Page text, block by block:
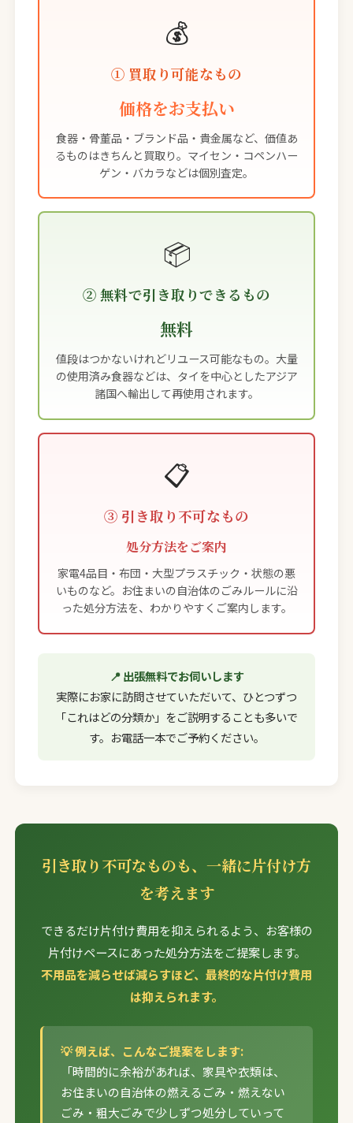
💰
① 買取り可能なもの
価格をお支払い
食器・骨董品・ブランド品・貴金属など、価値あ
るものはきちんと買取り。マイセン・コペンハー
ゲン・バカラなどは個別査定。
📦
② 無料で引き取りできるもの
無料
値段はつかないけれどリユース可能なもの。大量
の使用済み食器などは、タイを中心としたアジア
諸国へ輸出して再使用されます。
📋
③ 引き取り不可なもの
処分方法をご案内
家電4品目・布団・大型プラスチック・状態の悪
いものなど。お住まいの自治体のごみルールに沿
った処分方法を、わかりやすくご案内します。
📍 出張無料でお伺いします
実際にお家に訪問させていただいて、ひとつずつ
「これはどの分類か」をご説明することも多いで
す。お電話一本でご予約ください。
引き取り不可なものも、一緒に片付け方
を考えます
できるだけ片付け費用を抑えられるよう、お客様の
片付けペースにあった処分方法をご提案します。
不用品を減らせば減らすほど、最終的な片付け費用
は抑えられます。
💡 例えば、こんなご提案をします:
「時間的に余裕があれば、家具や衣類は、
お住まいの自治体の燃えるごみ・燃えない
ごみ・粗大ごみで少しずつ処分していって